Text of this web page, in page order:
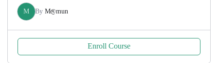
M By M@mun
Enroll Course